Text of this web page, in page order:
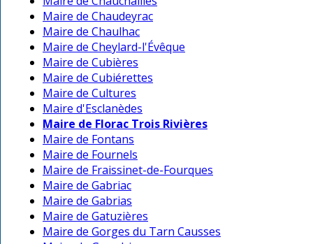
Maire de Chaudeyrac
Maire de Chaulhac
Maire de Cheylard-l'Évêque
Maire de Cubières
Maire de Cubiérettes
Maire de Cultures
Maire d'Esclanèdes
Maire de Florac Trois Rivières
Maire de Fontans
Maire de Fournels
Maire de Fraissinet-de-Fourques
Maire de Gabriac
Maire de Gabrias
Maire de Gatuzières
Maire de Gorges du Tarn Causses